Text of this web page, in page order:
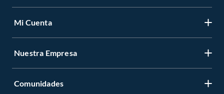
Mi Cuenta
Nuestra Empresa
Comunidades